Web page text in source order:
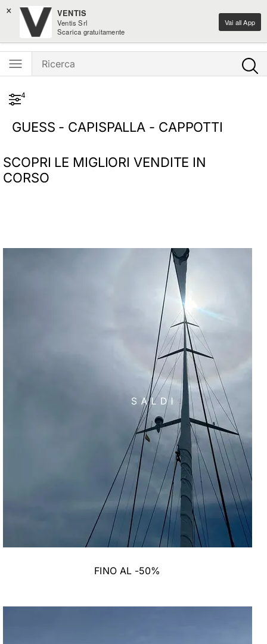
× VENTIS
Ventis Srl
Scarica gratuitamente
Vai all App
Iscriviti alla newsletter: -15% di sconto sul primo ordine
Ventis - L'e-shopping parla italiano
4
GUESS - CAPISPALLA - CAPPOTTI
SCOPRI LE MIGLIORI VENDITE IN
CORSO
FINO AL -50%